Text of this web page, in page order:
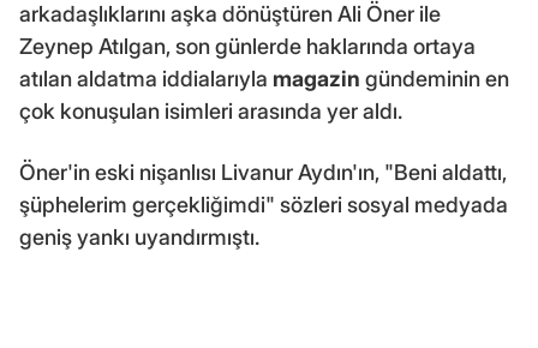
arkadaşlıklarını aşka dönüştüren Ali Öner ile
Zeynep Atılgan, son günlerde haklarında ortaya
atılan aldatma iddialarıyla magazin gündeminin en
çok konuşulan isimleri arasında yer aldı.
Öner'in eski nişanlısı Livanur Aydın'ın, "Beni aldattı,
şüphelerim gerçekliğimdi" sözleri sosyal medyada
geniş yankı uyandırmıştı.